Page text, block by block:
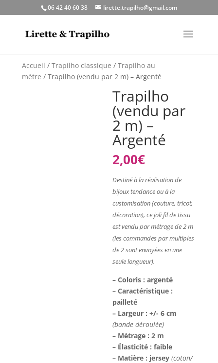
06 42 40 60 38 lirette.trapilho@gmail.com
Accueil / Trapilho classique / Trapilho au
mètre / Trapilho (vendu par 2 m) – Argenté
Trapilho
(vendu par
2 m) –
Argenté
2,00€
Destiné à la réalisation de
bijoux tendance ou à la
customisation (couture, tricot,
décoration), ce joli fil de tissu
est vendu par métrage de 2 m
(les commandes par multiples
de 2 sontenvoyées en une
seule longueur).
– Coloris : argenté
– Caractéristique :
pailleté
– Largeur : +/- 6 cm
(bande déroulée)
– Métrage : 2 m
– Élasticité : faible
– Matière : jersey(coton/